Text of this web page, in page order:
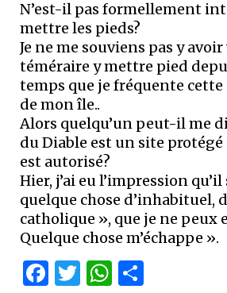
N’est-il pas formellement
mettre les pieds?
Je ne me souviens pas y
téméraire y mettre pied
temps que je fréquente
de mon île..
Alors quelqu’un peut-il me
du Diable est un site protégé
est autorisé?
Hier, j’ai eu l’impression
quelque chose d’inhabituel,
catholique », que je ne peux
Quelque chose m’échappe ».
Facebook
Twitter
WhatsApp